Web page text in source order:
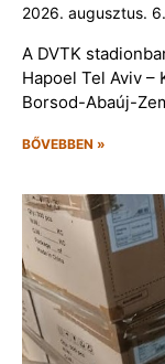
2026. augusztus.
A DVTK
Hapoel Tel Aviv –
Borsod-Abaúj-
BŐVEBBEN »